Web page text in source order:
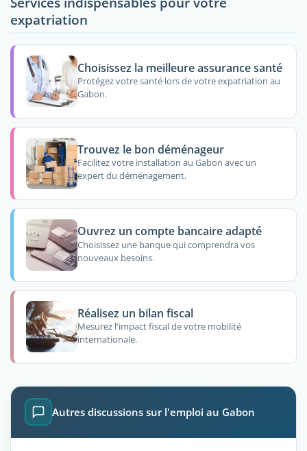
expatriation
Choisissez la meilleure assurance santé
Protégez votre santé lors de votre expatriation au
Gabon.
Trouvez le bon déménageur
Facilitez votre installation au Gabon avec un
expert du déménagement.
Ouvrez un compte bancaire adapté
Choisissez une banque qui comprendra vos
nouveaux besoins.
Réalisez un bilan fiscal
Mesurez l'impact fiscal de votre mobilité
internationale.
Autres discussions sur l'emploi au Gabon